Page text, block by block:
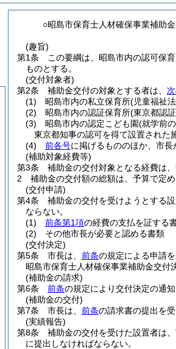
○昭島市保育士人材確保事業補助
(趣旨)
第1条
この要綱は、昭島市内の認可保
ものとする。
(交付対象者)
第2条
補助金交付の対象とする者は、
(1)
昭島市内の私立保育所(児童福祉法
(2)
昭島市内の認証保育所(東京都認
(3)
昭島市内の認定こども園(就学前
東京都知事の認可を得て設置された
(4)
前各号に掲げるもののほか、市
(補助対象経費等)
第3条
補助金の交付対象となる経費は
2
補助金の交付額の総額は、予算で定め
(交付申請)
第4条
補助金の交付を受けようとする
ならない。
(1)
前条第1項の経費の支払を証する
(2)
その他市長が必要と認める書類
(交付決定)
第5条
市長は、 前条の規定による申請
昭島市保育士人材確保事業補助金交付
(補助金の請求)
第6条
前条の規定により交付決定の通
(補助金の交付)
第7条
市長は、 前条の請求書の提出を
(実績報告)
第8条
補助金の交付を受けた設置者は
に提出しなければならない。